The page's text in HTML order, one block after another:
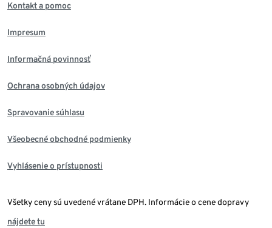
Kontakt a pomoc
Impresum
Informačná povinnosť
Ochrana osobných údajov
Spravovanie súhlasu
Všeobecné obchodné podmienky
Vyhlásenie o prístupnosti
Všetky ceny sú uvedené vrátane DPH. Informácie o cene dopravy
nájdete tu